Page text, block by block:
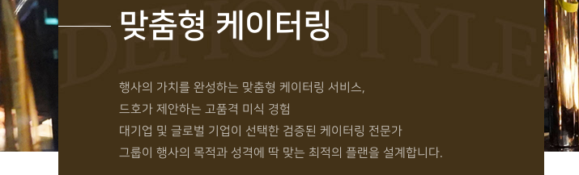
맞춤형 케이터링
행사의 가치를 완성하는 맞춤형 케이터링 서비스,
드호가 제안하는 고품격 미식 경험
대기업 및 글로벌 기업이 선택한 검증된 케이터링 전문가
그룹이 행사의 목적과 성격에 딱 맞는 최적의 플랜을 설계합니다.